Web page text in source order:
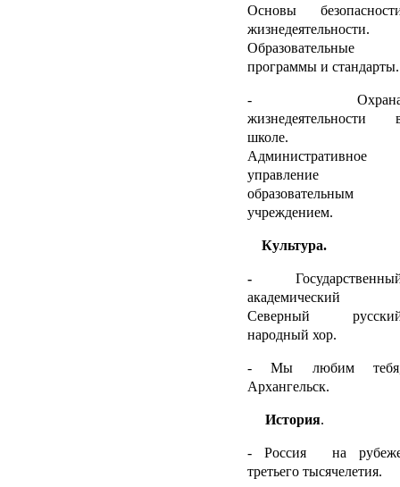
Основы
жизнедеятельности.
Образовательные
программы и стандарты.
-
жизнедеятельности
школе.
Административное
управление
образовательным
учреждением.
Культура.
-
академический
Северный
народный хор.
- Мы любим
Архангельск.
История.
- Россия на
третьего тысячелетия.